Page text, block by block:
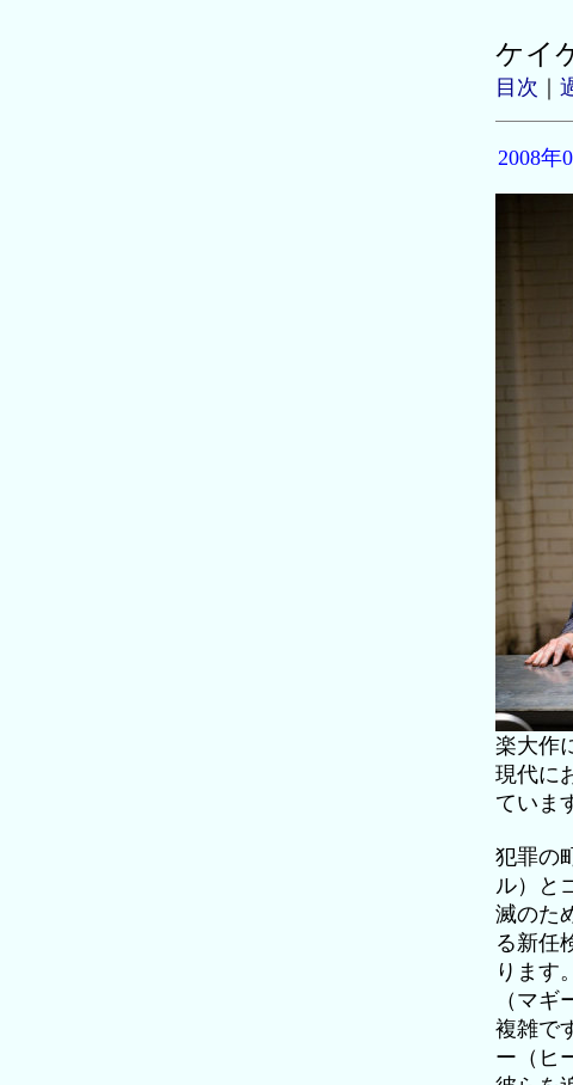
ケイ
目次
2008年
楽大作
現代に
ていま
犯罪の
ル）と
滅のた
る新任
ります
（マ
複雑で
ー（ヒ